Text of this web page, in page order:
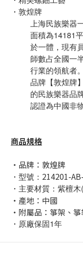
・敦煌牌
上海民族樂器
面積為14181
於一體，現有
師數占全國一
行業的領航者
品牌【敦煌牌
的民族樂器品
認證為中國非
商品規格
・品牌：敦煌牌
・型號： 214201-
・主要材質：紫檀
・產地：中國
・附屬品： 箏架、
・原廠保固1年